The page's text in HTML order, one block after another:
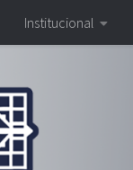
Institucional